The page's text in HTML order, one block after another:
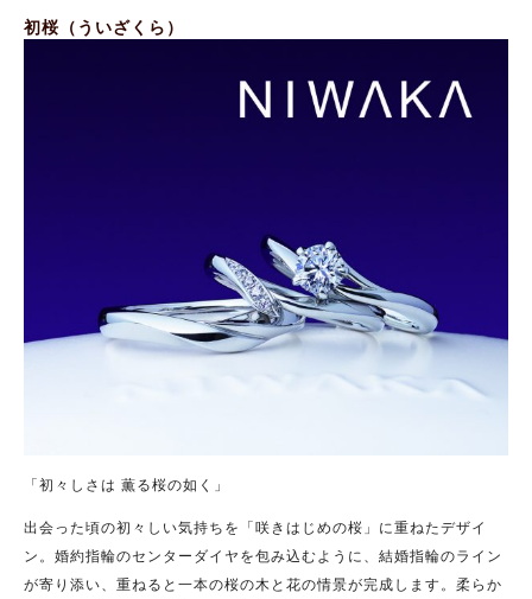
初桜（ういざくら）
「初々しさは 薫る桜の如く」
出会った頃の初々しい気持ちを「咲きはじめの桜」に重ねたデザイ
ン。婚約指輪のセンターダイヤを包み込むように、結婚指輪のライン
が寄り添い、重ねると一本の桜の木と花の情景が完成します。柔らか